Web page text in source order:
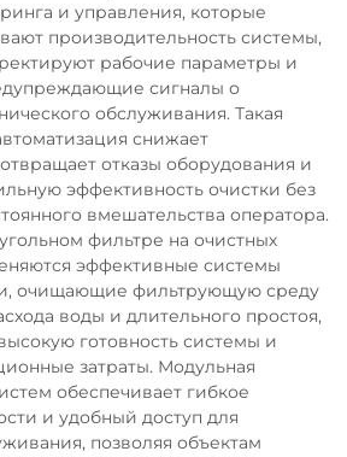
и управления, которые
производительность системы,
рабочие параметры и
сигналы о
обслуживания. Такая
снижает
отказы оборудования и
эффективность очистки без
вмешательства оператора.
фильтре на очистных
эффективные системы
очищающие фильтрующую среду
воды и длительного простоя,
готовность системы и
затраты. Модульная
обеспечивает гибкое
и удобный доступ для
позволяя объектам